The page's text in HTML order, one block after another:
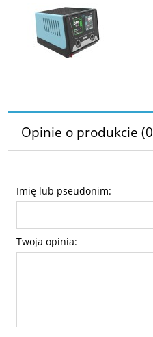
Opinie o produkcie
Imię lub pseudonim:
Twoja opinia: